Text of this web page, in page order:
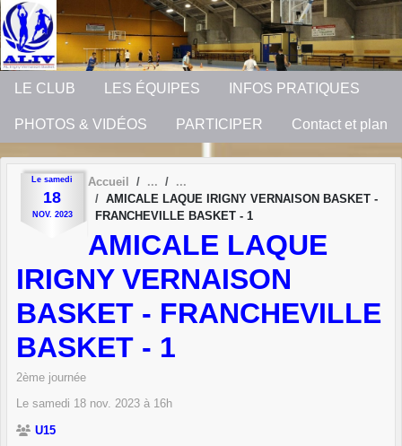
LE CLUB LES ÉQUIPES INFOS PRATIQUES
PHOTOS & VIDÉOS PARTICIPER Contact et plan
Le samedi
18
NOV. 2023
Accueil
AMICALE LAQUE IRIGNY VERNAISON BASKET -
FRANCHEVILLE BASKET - 1
AMICALE LAQUE
IRIGNY VERNAISON
BASKET - FRANCHEVILLE
BASKET - 1
2ème journée
Le samedi 18 nov. 2023 à 16h
U15
Panneau de gestion des cookies